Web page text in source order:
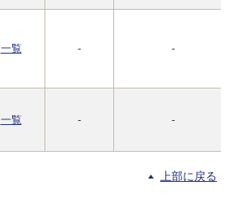
一覧 - -
一覧 - -
上部に戻る